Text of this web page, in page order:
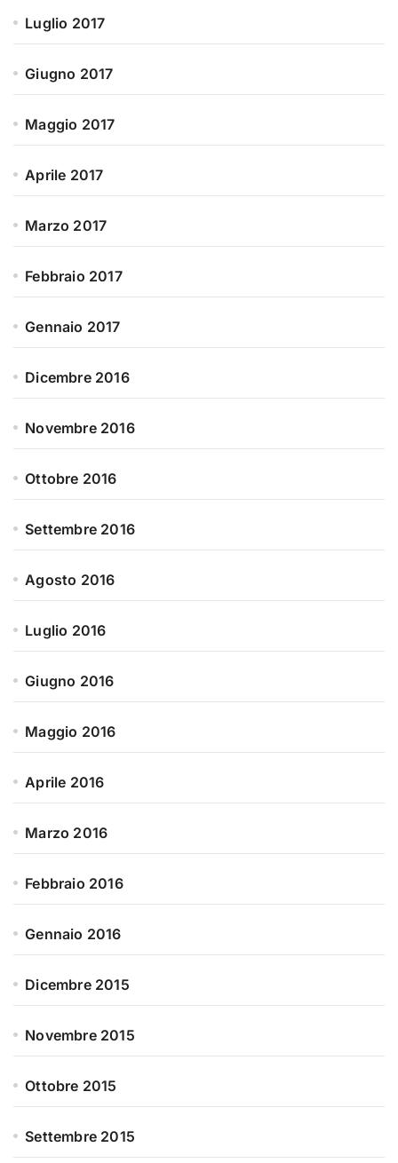
Luglio 2017
Giugno 2017
Maggio 2017
Aprile 2017
Marzo 2017
Febbraio 2017
Gennaio 2017
Dicembre 2016
Novembre 2016
Ottobre 2016
Settembre 2016
Agosto 2016
Luglio 2016
Giugno 2016
Maggio 2016
Aprile 2016
Marzo 2016
Febbraio 2016
Gennaio 2016
Dicembre 2015
Novembre 2015
Ottobre 2015
Settembre 2015